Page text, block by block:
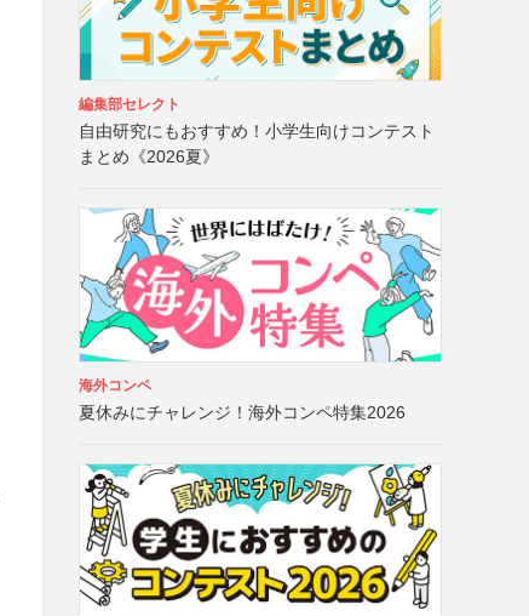
編集部セレクト
自由研究にもおすすめ！小学生向けコンテスト
まとめ《2026夏》
海外コンペ
夏休みにチャレンジ！海外コンペ特集2026